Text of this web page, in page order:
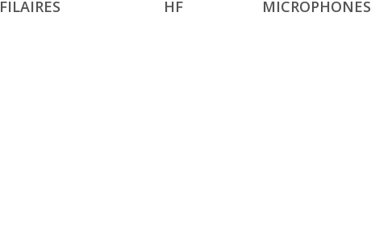
FILAIRES
HF
MICROPHONES